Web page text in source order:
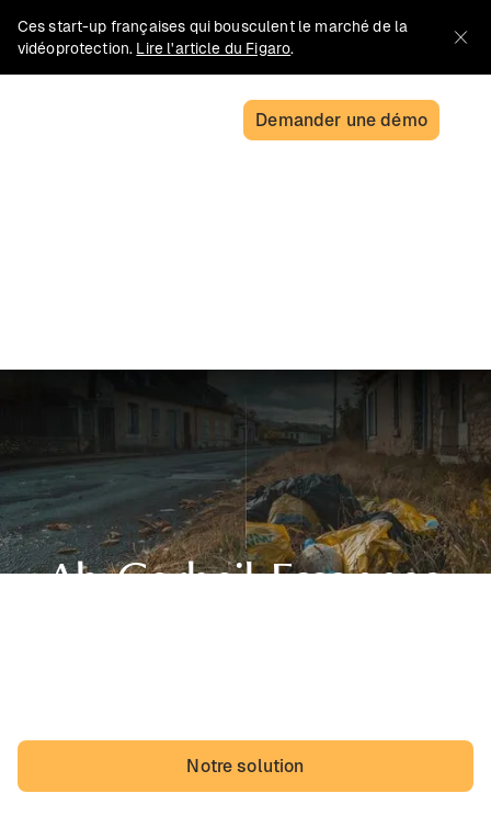
Ces start-up françaises qui bousculent le marché de la
vidéoprotection. Lire l'article du Figaro.
Demander une démo
Ah, Corbeil-Essonnes,
Notre solution